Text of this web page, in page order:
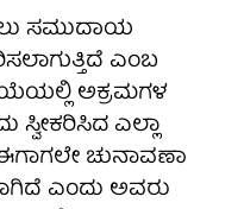
ಸಮುದಾಯ
ಎಂಬ
ಅಕ್ರಮಗಳ
ಸ್ವೀಕರಿಸಿದ ಎಲ್ಲಾ
ಚುನಾವಣಾ
ಎಂದು ಅವರು